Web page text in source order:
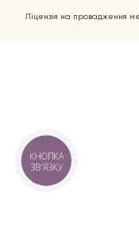
Ліцензія на провадження
КНОПКА
ЗВ'ЯЗКУ